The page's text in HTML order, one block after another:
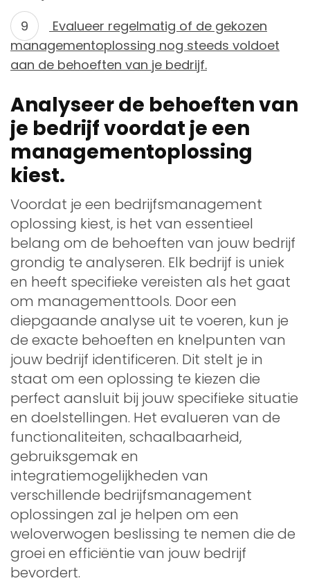
Evalueer regelmatig of de gekozen
managementoplossing nog steeds voldoet
aan de behoeften van je bedrijf.
Analyseer de behoeften van
je bedrijf voordat je een
managementoplossing
kiest.
Voordat je een bedrijfsmanagement
oplossing kiest, is het van essentieel
belang om de behoeften van jouw bedrijf
grondig te analyseren. Elk bedrijf is uniek
en heeft specifieke vereisten als het gaat
om managementtools. Door een
diepgaande analyse uit te voeren, kun je
de exacte behoeften en knelpunten van
jouw bedrijf identificeren. Dit stelt je in
staat om een oplossing te kiezen die
perfect aansluit bij jouw specifieke situatie
en doelstellingen. Het evalueren van de
functionaliteiten, schaalbaarheid,
gebruiksgemak en
integratiemogelijkheden van
verschillende bedrijfsmanagement
oplossingen zal je helpen om een
weloverwogen beslissing te nemen die de
groei en efficiëntie van jouw bedrijf
bevordert.